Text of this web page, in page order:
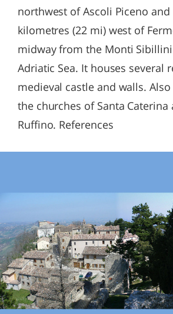
northwest of Ascoli Piceno
kilometres (22 mi) west of
midway from the Monti
Adriatic Sea. It houses several
medieval castle and walls.
the churches of Santa Caterina
Ruffino. References